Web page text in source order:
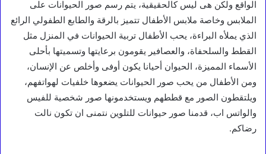
الواقع ولكن هى ليس كالحقيقية، يتم رسم صور الحيوانات على
الملابس وخاصة ملابس الأطفال تتميز بالرقة والطابع الطفولي الرائع
الذي يملأه البراءة، يحب الأطفال تربية الحيوانات في المنزل مثل
القطط والسلحفاة، والعصافير يقومون برعايتها وتسميتها بأحلى
الأسماء المميزة، الحيوان أحيانا يكون أوفى وأخلص عن الإنسان،
ومن الأطفال من يحب صور الحيوانات يضعوها خلفيات لهواتفهم،
ويلتقطون الصور مع قططهم ويستخدمونها صور شخصية للفيس
والواتس اب، قدمنا صور حيوانات للتلوين نتمنى ان تكون نالت
رضاكم.